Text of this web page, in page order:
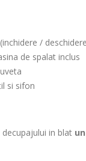
/
de spalat inclus
si sifon
in blat